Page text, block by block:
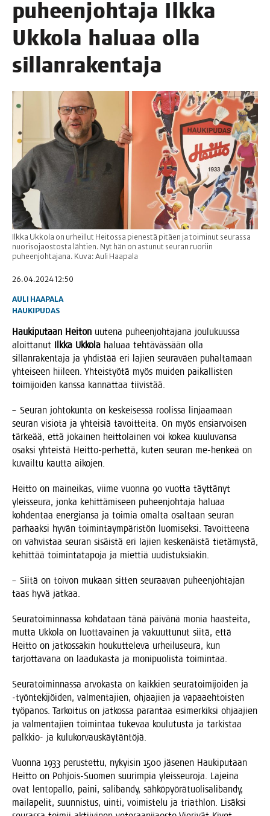
puheen­joh­ta­ja Ilk­ka
Ukko­la halu­aa olla
sillanrakentaja
Ilkka Ukkola on urheillut Heitossa pienestä pitäen ja toiminut seurassa
nuorisojaostosta lähtien. Nyt hän on astunut seuran ruoriin
puheenjohtajana. Kuva: Auli Haapala
26.04.2024 12:50
AULI HAAPALA
HAUKIPUDAS
Hau­ki­pu­taan Hei­ton uute­na puheen­joh­ta­ja­na jou­lu­kuus­sa
aloit­ta­nut Ilk­ka Ukko­la halu­aa teh­tä­väs­sään olla
sil­lan­ra­ken­ta­ja ja yhdis­tää eri lajien seu­ra­väen puhal­ta­maan
yhtei­seen hii­leen. Yhteis­työ­tä myös mui­den pai­kal­lis­ten
toi­mi­joi­den kans­sa kan­nat­taa tiivistää.
– Seu­ran joh­to­kun­ta on kes­kei­ses­sä roo­lis­sa lin­jaa­maan
seu­ran visio­ta ja yhtei­siä tavoit­tei­ta. On myös ensiar­voi­sen
tär­ke­ää, että jokai­nen heit­to­lai­nen voi kokea kuu­lu­van­sa
osak­si yhteis­tä Heit­to-per­het­tä, kuten seu­ran me-hen­keä on
kuvail­tu kaut­ta aikojen.
Heit­to on mai­nei­kas, vii­me vuon­na 90 vuot­ta täyt­tä­nyt
yleis­seu­ra, jon­ka kehit­tä­mi­seen puheen­joh­ta­ja halu­aa
koh­den­taa ener­gian­sa ja toi­mia omal­ta osal­taan seu­ran
par­haak­si hyvän toi­min­taym­pä­ris­tön luo­mi­sek­si. Tavoit­tee­na
on vah­vis­taa seu­ran sisäis­tä eri lajien kes­ke­näis­tä tie­tä­mys­tä,
kehit­tää toi­min­ta­ta­po­ja ja miet­tiä uudistuksiakin.
– Sii­tä on toi­von mukaan sit­ten seu­raa­van puheen­joh­ta­jan
taas hyvä jatkaa.
Seu­ra­toi­min­nas­sa koh­da­taan tänä päi­vä­nä monia haas­tei­ta,
mut­ta Ukko­la on luot­ta­vai­nen ja vakuut­tu­nut sii­tä, että
Heit­to on jat­kos­sa­kin hou­kut­te­le­va urhei­luseu­ra, kun
tar­jot­ta­va­na on laa­du­kas­ta ja moni­puo­lis­ta toimintaa.
Seu­ra­toi­min­nas­sa arvo­kas­ta on kaik­kien seu­ra­toi­mi­joi­den ja
‑työn­te­ki­jöi­den, val­men­ta­jien, ohjaa­jien ja vapaa­eh­tois­ten
työ­pa­nos. Tar­koi­tus on jat­kos­sa paran­taa esi­mer­kik­si ohjaa­jien
ja val­men­ta­jien toi­min­taa tuke­vaa kou­lu­tus­ta ja tar­kis­taa
palk­kio- ja kulukorvauskäytäntöjä.
Vuon­na 1933 perus­tet­tu, nykyi­sin 1500 jäse­nen Hau­ki­pu­taan
Heit­to on Poh­jois-Suo­men suu­rim­pia yleis­seu­ro­ja. Lajei­na
ovat len­to­pal­lo, pai­ni, sali­ban­dy, säh­kö­pyö­rä­tuo­li­sa­li­ban­dy,
mai­la­pe­lit, suun­nis­tus, uin­ti, voi­mis­te­lu ja triath­lon. Lisäk­si